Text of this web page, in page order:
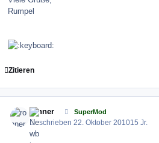
Rumpel
Zitieren
ronner SuperMod
Geschrieben22. Oktober 201015 Jr.